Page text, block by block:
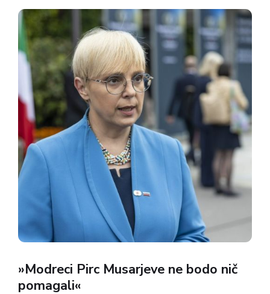
območje, kjer je bil nastanjen 47. ločena
zračnodesantni bataljon...
»Modreci Pirc Musarjeve ne bodo nič
pomagali«